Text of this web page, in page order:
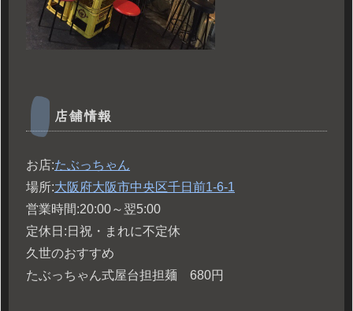
店舗情報
お店:たぶっちゃん
場所:大阪府大阪市中央区千日前1-6-1
営業時間:20:00～翌5:00
定休日:日祝・まれに不定休
久世のおすすめ
たぶっちゃん式屋台担担麺 680円